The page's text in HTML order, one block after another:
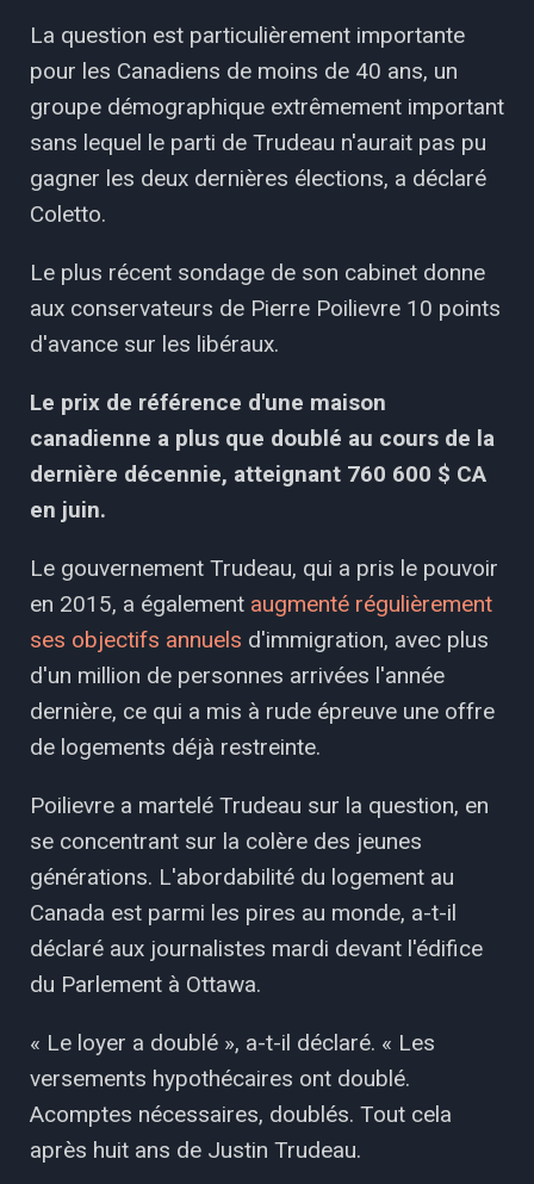
La question est particulièrement importante
pour les Canadiens de moins de 40 ans, un
groupe démographique extrêmement important
sans lequel le parti de Trudeau n'aurait pas pu
gagner les deux dernières élections, a déclaré
Coletto.
Le plus récent sondage de son cabinet donne
aux conservateurs de Pierre Poilievre 10 points
d'avance sur les libéraux.
Le prix de référence d'une maison
canadienne a plus que doublé au cours de la
dernière décennie, atteignant 760 600 $ CA
en juin.
Le gouvernement Trudeau, qui a pris le pouvoir
en 2015, a également augmenté régulièrement
ses objectifs annuels d'immigration, avec plus
d'un million de personnes arrivées l'année
dernière, ce qui a mis à rude épreuve une offre
de logements déjà restreinte.
Poilievre a martelé Trudeau sur la question, en
se concentrant sur la colère des jeunes
générations. L'abordabilité du logement au
Canada est parmi les pires au monde, a-t-il
déclaré aux journalistes mardi devant l'édifice
du Parlement à Ottawa.
« Le loyer a doublé », a-t-il déclaré. « Les
versements hypothécaires ont doublé.
Acomptes nécessaires, doublés. Tout cela
après huit ans de Justin Trudeau.